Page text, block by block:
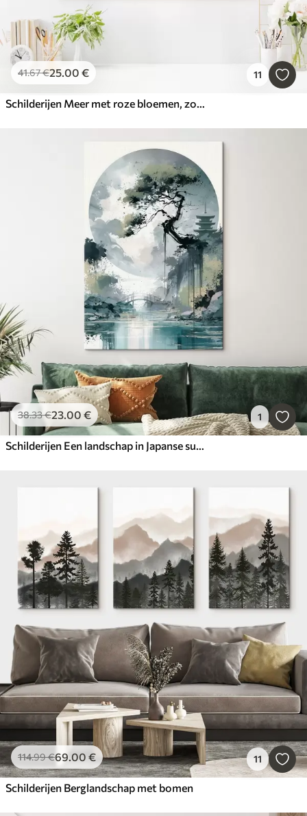
41.67€25.00 € 11
Schilderijen Meer met roze bloemen, zonsopgang, olieverftekening, pastelbeige kleuren, mist
38.33€23.00 € 1
Schilderijen Een landschap in Japanse sumi-e-stijl met een slanke dennenboom, een brug en een pagode tegen de achtergrond van rustig water
114.99€69.00 € 11
Schilderijen Berglandschap met bomen